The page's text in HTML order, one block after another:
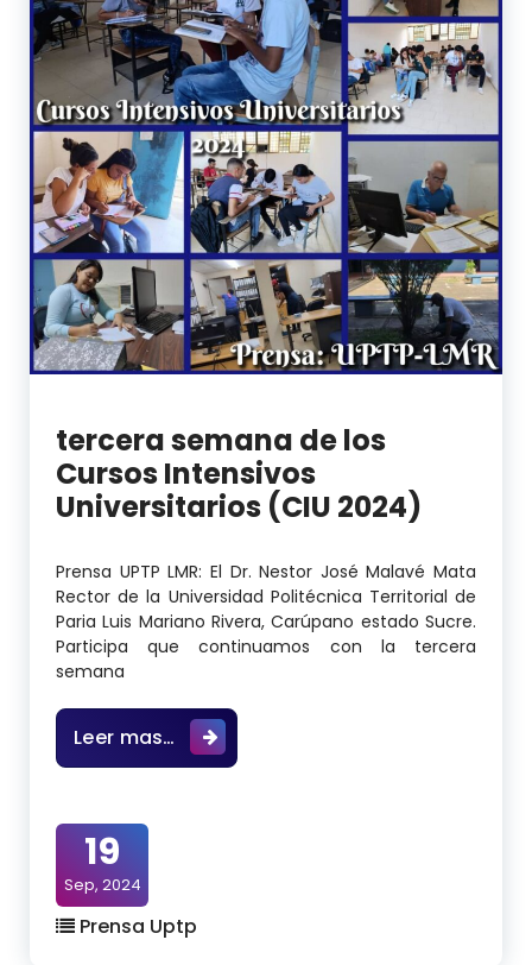
tercera semana de los
Cursos Intensivos
Universitarios (CIU 2024)
Prensa UPTP LMR: El Dr. Nestor José Malavé Mata
Rector de la Universidad Politécnica Territorial de
Paria Luis Mariano Rivera, Carúpano estado Sucre.
Participa que continuamos con la tercera
semana
Leer mas… tercera semana de los Cursos
19
Sep, 2024
Prensa Uptp